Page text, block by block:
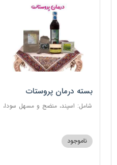
بسته درمان پروستات
شامل: اسپند، منضج و مسهل سودا،
ناموجود